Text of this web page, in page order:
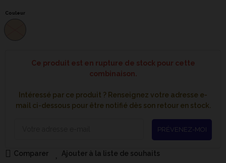
Couleur
Ce produit est en rupture de stock pour cette
combinaison.
Intéressé par ce produit ? Renseignez votre adresse e-
mail ci-dessous pour être notifié dès son retour en stock.
PRÉVENEZ-MOI
Comparer Ajouter à la liste de souhaits